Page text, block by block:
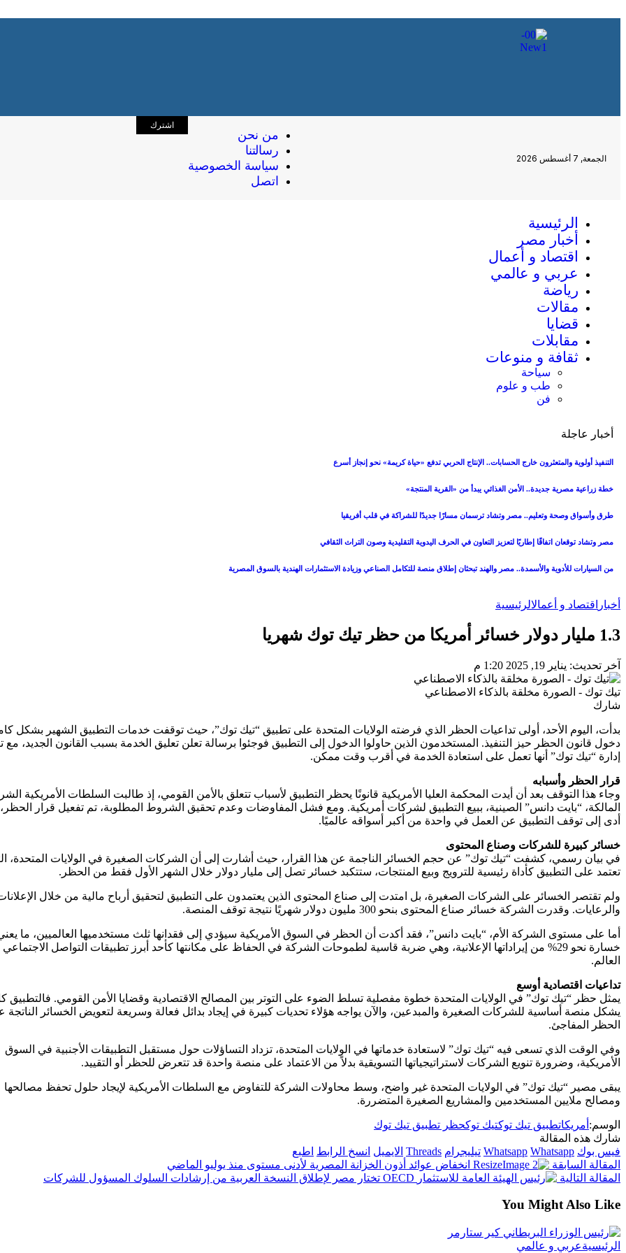
الجمعة, 7 أغسطس 2026
من نحن
رسالتنا
سياسة الخصوصية
اتصل
اشترك
الرئيسية
أخبار مصر
اقتصاد و أعمال
عربي و عالمي
رياضة
مقالات
قضايا
مقابلات
ثقافة و منوعات
سياحة
طب و علوم
فن
أخبار عاجلة
التنفيذ أولوية والمتعثرون خارج الحسابات.. الإنتاج الحربي تدفع «حياة كريمة» نحو إنجاز أسرع
خطة زراعية مصرية جديدة.. الأمن الغذائي يبدأ من «القرية المنتجة»
طرق وأسواق وصحة وتعليم.. مصر وتشاد ترسمان مسارًا جديدًا للشراكة في قلب أفريقيا
مصر وتشاد توقعان اتفاقًا إطاريًا لتعزيز التعاون في الحرف اليدوية التقليدية وصون التراث الثقافي
من السيارات للأدوية والأسمدة.. مصر والهند تبحثان إطلاق منصة للتكامل الصناعي وزيادة الاستثمارات الهندية بالسوق المصرية
أخبار اقتصاد و أعمالالرئيسية
1.3 مليار دولار خسائر أمريكا من حظر تيك توك شهريا
آخر تحديث: يناير 19, 2025 1:20 م
تيك توك - الصورة مخلقة بالذكاء الاصطناعي
شارك
بدأت، اليوم الأحد، أولى تداعيات الحظر الذي فرضته الولايات المتحدة على تطبيق “تيك توك”، حيث توقفت خدمات التطبيق الشهير بشكل
دخول قانون الحظر حيز التنفيذ. المستخدمون الذين حاولوا الدخول إلى التطبيق فوجئوا برسالة تعلن تعليق الخدمة بسبب القانون الجديد، مع
إدارة “تيك توك” أنها تعمل على استعادة الخدمة في أقرب وقت ممكن.
قرار الحظر وأسبابه
وجاء هذا التوقف بعد أن أيدت المحكمة العليا الأمريكية قانونًا يحظر التطبيق لأسباب تتعلق بالأمن القومي، إذ طالبت السلطات الأمريكية
المالكة، “بايت دانس” الصينية، ببيع التطبيق لشركات أمريكية. ومع فشل المفاوضات وعدم تحقيق الشروط المطلوبة، تم تفعيل قرار
أدى إلى توقف التطبيق عن العمل في واحدة من أكبر أسواقه عالميًا.
خسائر كبيرة للشركات وصناع المحتوى
في بيان رسمي، كشفت “تيك توك” عن حجم الخسائر الناجمة عن هذا القرار، حيث أشارت إلى أن الشركات الصغيرة في الولايات المتحدة،
تعتمد على التطبيق كأداة رئيسية للترويج وبيع المنتجات، ستتكبد خسائر تصل إلى مليار دولار خلال الشهر الأول فقط من الحظر.
ولم تقتصر الخسائر على الشركات الصغيرة، بل امتدت إلى صناع المحتوى الذين يعتمدون على التطبيق لتحقيق أرباح مالية من خلال
والرعايات. وقدرت الشركة خسائر صناع المحتوى بنحو 300 مليون دولار شهريًا نتيجة توقف المنصة.
أما على مستوى الشركة الأم، “بايت دانس”، فقد أكدت أن الحظر في السوق الأمريكية سيؤدي إلى فقدانها ثلث مستخدميها العالميين، ما
خسارة نحو 29% من إيراداتها الإعلانية، وهي ضربة قاسية لطموحات الشركة في الحفاظ على مكانتها كأحد أبرز تطبيقات التواصل
العالم.
تداعيات اقتصادية أوسع
يمثل حظر “تيك توك” في الولايات المتحدة خطوة مفصلية تسلط الضوء على التوتر بين المصالح الاقتصادية وقضايا الأمن القومي. فالتطبيق
يشكل منصة أساسية للشركات الصغيرة والمبدعين، والآن يواجه هؤلاء تحديات كبيرة في إيجاد بدائل فعالة وسريعة لتعويض الخسائر الناتجة
الحظر المفاجئ.
وفي الوقت الذي تسعى فيه “تيك توك” لاستعادة خدماتها في الولايات المتحدة، تزداد التساؤلات حول مستقبل التطبيقات الأجنبية في السوق
الأمريكية، وضرورة تنويع الشركات لاستراتيجياتها التسويقية بدلاً من الاعتماد على منصة واحدة قد تتعرض للحظر أو التقييد.
يبقى مصير “تيك توك” في الولايات المتحدة غير واضح، وسط محاولات الشركة للتفاوض مع السلطات الأمريكية لإيجاد حلول تحفظ مصالحها
ومصالح ملايين المستخدمين والمشاريع الصغيرة المتضررة.
الوسم: أمريكاتطبيق تيك توكتيك توكحظر تطبيق تيك توك
شارك هذه المقالة
فيس بوك
Whatsapp Whatsapp تيليجرام Threads الايميل انسخ الرابط اطبع
المقالة السابقة
انخفاض عوائد أذون الخزانة المصرية لأدنى مستوى منذ يوليو الماضي
المقالة التالية
OECD تختار مصر لإطلاق النسخة العربية من إرشادات السلوك المسؤول للشركات
You Might Also Like
الرئيسيةعربي و عالمي